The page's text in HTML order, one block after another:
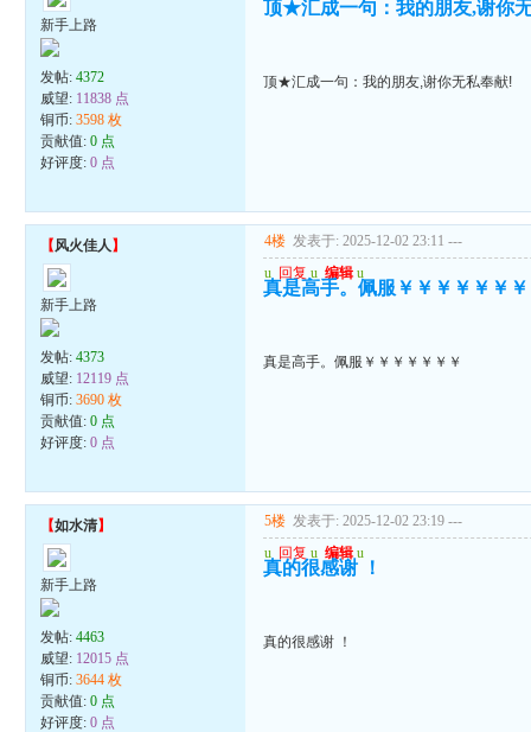
新手上路
发帖:4372
威望: 11838 点
铜币:3598 枚
贡献值:0 点
好评度:0 点
顶★汇成一句：我的朋友,谢你
顶★汇成一句：我的朋友,谢你无私奉献!
【风火佳人 】
新手上路
发帖:4373
威望: 12119 点
铜币:3690 枚
贡献值:0 点
好评度:0 点
4楼 发表于: 2025-12-02 23:11 ---
u 回复 u 编辑 u
真是高手。佩服￥￥￥￥￥￥￥
真是高手。佩服￥￥￥￥￥￥￥
【如水清】
新手上路
发帖:4463
威望: 12015 点
铜币:3644 枚
贡献值:0 点
好评度:0 点
5楼 发表于: 2025-12-02 23:19 ---
u 回复 u 编辑 u
真的很感谢 ！
真的很感谢 ！